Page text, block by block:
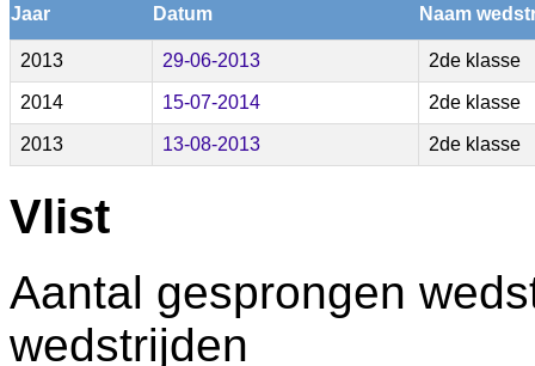
Jaar Datum Naam
2013 29-06-2013 2de klasse
2014 15-07-2014 2de klasse
2013 13-08-2013 2de klasse
Vlist
Aantal gesprongen
wedstrijden